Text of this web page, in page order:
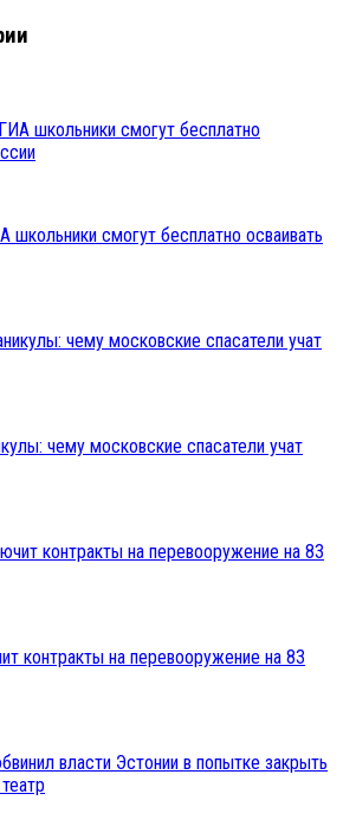
школьники смогут бесплатно осваивать
чему московские спасатели учат
контракты на перевооружение на 83